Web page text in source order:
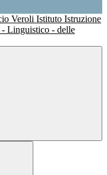
Istituto Istruzione
Linguistico - delle